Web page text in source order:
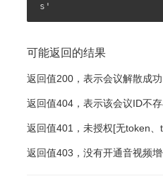
s'
可能返回的结果
返回值200，表示会议解散成功
返回值404，表示该会议ID不
返回值401，未授权[无token
返回值403，没有开通音视频